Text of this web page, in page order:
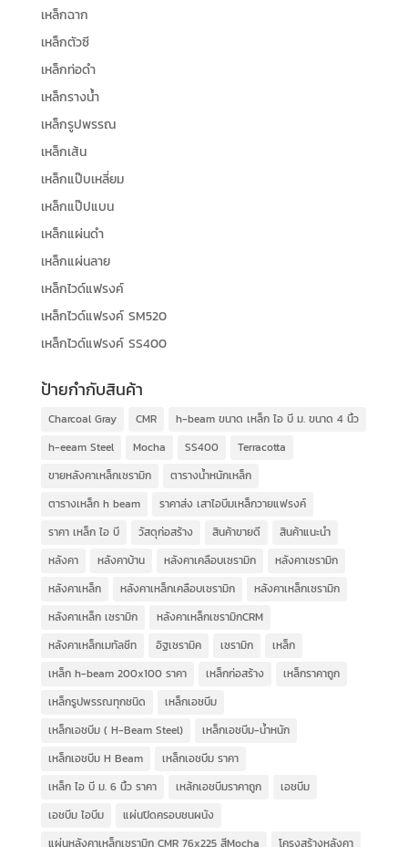
เหล็กฉาก
เหล็กตัวซี
เหล็กท่อดำ
เหล็กรางน้ำ
เหล็กรูปพรรณ
เหล็กเส้น
เหล็กแป๊บเหลี่ยม
เหล็กแป๊ปแบน
เหล็กแผ่นดำ
เหล็กแผ่นลาย
เหล็กไวด์แฟรงค์
เหล็กไวด์แฟรงค์ SM520
เหล็กไวด์แฟรงค์ SS400
ป้ายกำกับสินค้า
Charcoal Gray CMR
h-beam ขนาด เหล็ก ไอ บี ม. ขนาด 4 นิ้ว
h-eeam Steel
Mocha SS400
Terracotta
ขายหลังคาเหล็กเซรามิก
ตารางน้ำหนักเหล็ก
ตารางเหล็ก h beam
ราคาส่ง เสาไอบีมเหล็กวายแฟรงค์
ราคา เหล็ก ไอ บี
วัสดุก่อสร้าง สินค้าขายดี
สินค้าแนะนำ
หลังคา
หลังคาบ้าน หลังคาเคลือบเซรามิก
หลังคาเซรามิก
หลังคาเหล็ก
หลังคาเหล็กเคลือบเซรามิก
หลังคาเหล็กเซรามิก
หลังคาเหล็ก เซรามิก
หลังคาเหล็กเซรามิกCRM
หลังคาเหล็กเมทัลชีท
อิฐเซรามิค เซรามิก
เหล็ก
เหล็ก h-beam 200x100 ราคา
เหล็กก่อสร้าง
เหล็กราคาถูก
เหล็กรูปพรรณทุกชนิด
เหล็กเอชบีม
เหล็กเอชบีม ( H-Beam Steel)
เหล็กเอชบีม-น้ำหนัก
เหล็กเอชบีม H Beam
เหล็กเอชบีม ราคา
เหล็ก ไอ บี ม. 6 นิ้ว ราคา
เหล้กเอชบีมราคาถูก
เอชบีม
เอชบีม ไอบีม
แผ่นปิดครอบชนผนัง
แผ่นหลังคาเหล็กเซรามิก CMR 76x225 สีMocha
โครงสร้างหลังคา